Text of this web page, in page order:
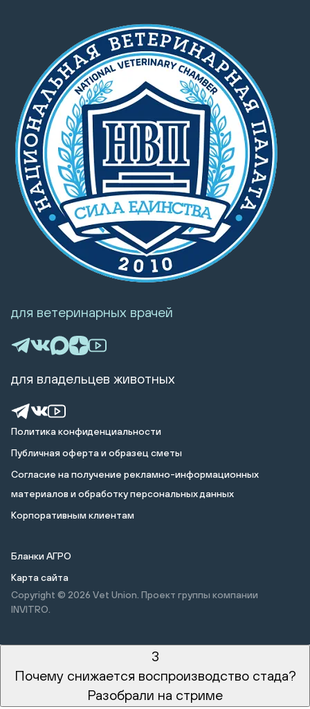
Политика конфиденциальности
Публичная оферта и образец сметы
Cогласие на получение рекламно-информационных
материалов и обработку персональных данных
Корпоративным клиентам
Бланки АГРО
Карта сайта
Copyright © 2026 Vet Union. Проект группы компании
INVITRO.
для ветеринарных врачей
для владельцев животных
3
Почему снижается воспроизводство стада?
Разобрали на стриме